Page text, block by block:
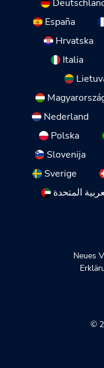
España
Hrvatska
Italia
Nederland
Polska
Slovenija
Sverige
المتحدة
Neues
©